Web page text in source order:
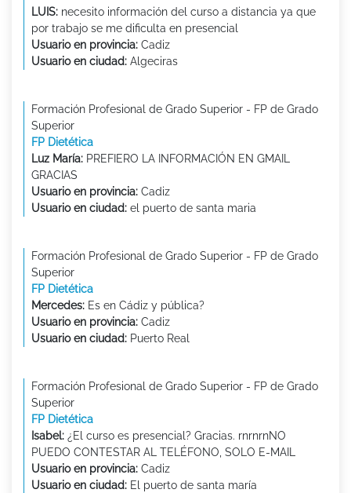
LUIS: necesito información del curso a distancia ya que
por trabajo se me dificulta en presencial
Usuario en provincia: Cadiz
Usuario en ciudad: Algeciras
Formación Profesional de Grado Superior - FP de Grado
Superior
FP Dietética
Luz María: PREFIERO LA INFORMACIÓN EN GMAIL
GRACIAS
Usuario en provincia: Cadiz
Usuario en ciudad: el puerto de santa maria
Formación Profesional de Grado Superior - FP de Grado
Superior
FP Dietética
Mercedes: Es en Cádiz y pública?
Usuario en provincia: Cadiz
Usuario en ciudad: Puerto Real
Formación Profesional de Grado Superior - FP de Grado
Superior
FP Dietética
Isabel: ¿El curso es presencial? Gracias. rnrnrnNO
PUEDO CONTESTAR AL TELÉFONO, SOLO E-MAIL
Usuario en provincia: Cadiz
Usuario en ciudad: El puerto de santa maría